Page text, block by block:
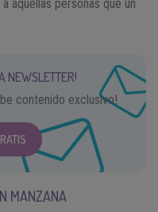
aquellas personas que un
NEWSLETTER!
contenido exclusivo!
MANZANA